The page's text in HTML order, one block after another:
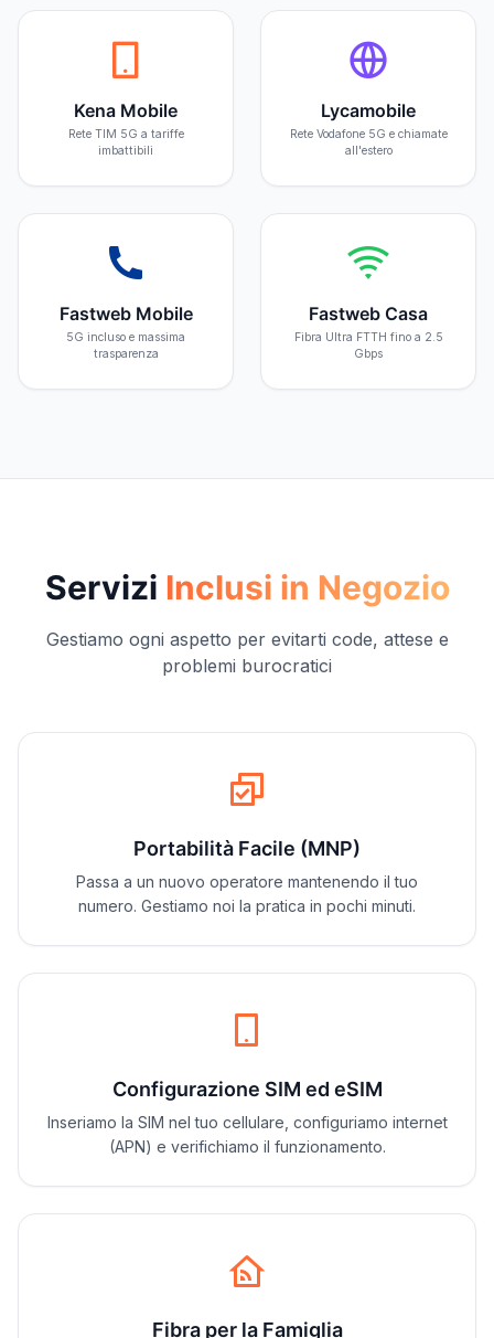
Kena Mobile
Rete TIM 5G a tariffe
imbattibili
Lycamobile
Rete Vodafone 5G e chiamate
all'estero
Fastweb Mobile
5G incluso e massima
trasparenza
Fastweb Casa
Fibra Ultra FTTH fino a 2.5
Gbps
Servizi Inclusi in Negozio
Gestiamo ogni aspetto per evitarti code, attese e
problemi burocratici
Portabilità Facile (MNP)
Passa a un nuovo operatore mantenendo il tuo
numero. Gestiamo noi la pratica in pochi minuti.
Configurazione SIM ed eSIM
Inseriamo la SIM nel tuo cellulare, configuriamo internet
(APN) e verifichiamo il funzionamento.
Fibra per la Famiglia